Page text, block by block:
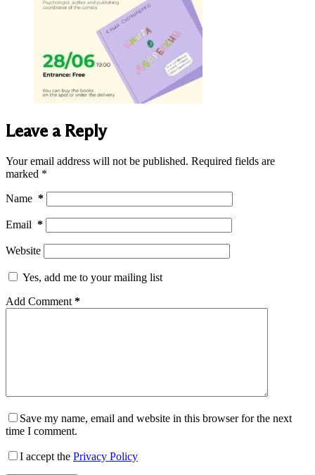
Leave a Reply
Your email address will not be published. Required fields are
marked *
Name *
Email *
Website
Yes, add me to your mailing list
Add Comment *
Save my name, email and website in this browser for the next
time I comment.
I accept the Privacy Policy